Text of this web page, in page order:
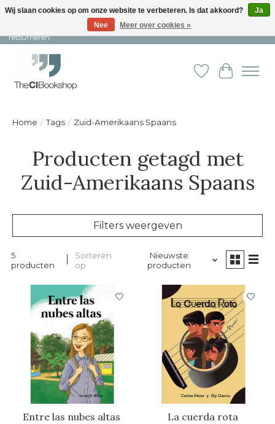
Snelle levering en persoonlijke service ︱ Niet goed? Geld terug! ︱ Gratis
retourneren.
Verlanglijst
Home / Tags / Zuid-Amerikaans Spaans
Producten getagd met
Zuid-Amerikaans Spaans
Filters weergeven
5
producten
Sorteren
op
Nieuwste
producten
Entre las nubes altas La cuerda rota
Wij slaan cookies op om onze website te verbeteren. Is dat akkoord?
Ja
Nee
Meer over cookies »